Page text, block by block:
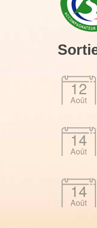
12
Août
14
Août
14
Août